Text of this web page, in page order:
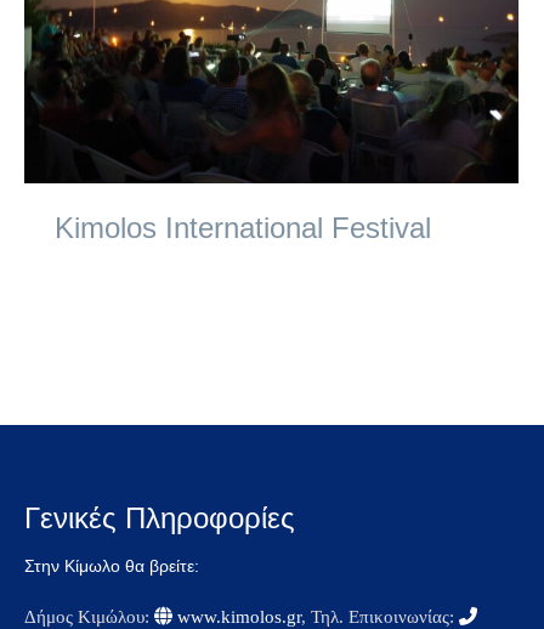
Kimolos International Festival
Γενικές Πληροφορίες
Στην Κίμωλο θα βρείτε:
Δήμος Κιμώλου: www.kimolos.gr, Τηλ. Επικοινωνίας: